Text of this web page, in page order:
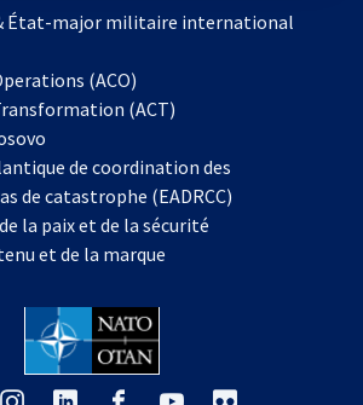
État-major militaire international
(ACO)
dans
nouvel
onglet
(ACT)
dans
un
nouvel
onglet
de coordination des
de catastrophe (EADRCC)
la paix et de la sécurité
et de la marque
s’ouvres’ouvres’ouvres’ouvres’ouvre